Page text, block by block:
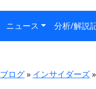
ニュース 分析/解説
ブログ» インサイダーズ»